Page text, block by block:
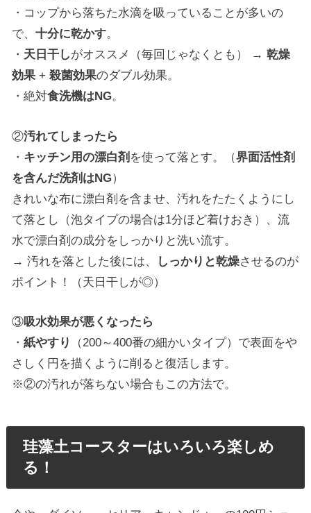
・コップから落ちた水滴を吸っていることが多いの
で、十分に乾かす。
・ 天日干しがオススメ（毎回じゃなくとも） →乾燥
効果+殺菌効果のダブル効果。
・絶対食洗機はNG。
②汚れてしまったら
・ キッチン用の漂白剤 を使って落とす。（界面活性剤
を含んだ洗剤はNG）
きれいな布に漂白剤を含ませ、汚れをたたくようにし
て落とし（泡タイプの場合は1分ほど着けおき）、流
水で漂白剤の成分をしっかりと洗い流す。
→ 汚れを落とした後には、
しっかりと乾燥させるのが
ポイント！（天日干しが◎）
③吸水効果が悪くなったら
・紙やすり
（200～400番の細かいタイプ）で表面をや
さしく円を描くように削ると復活します。
※②の汚れが落ちない場合もこの方法で。
珪藻土コースターはいろいろ楽しめ
る！